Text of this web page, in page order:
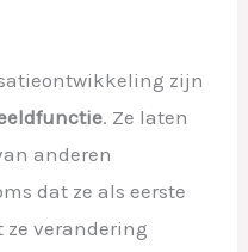
zijn
. Ze laten
anderen
dat ze als eerste
ze verandering